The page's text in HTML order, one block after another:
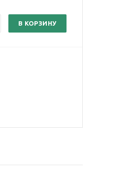
В КОРЗИНУ